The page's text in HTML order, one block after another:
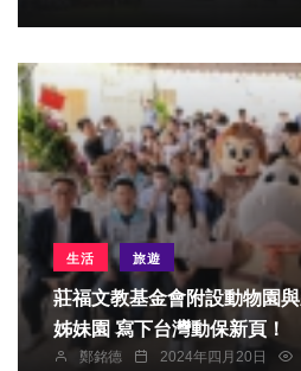
生活 旅遊
莊福文教基金會附設動物園
姊妹園 寫下台灣動保新頁！
鄭銘德 2024年四月20日